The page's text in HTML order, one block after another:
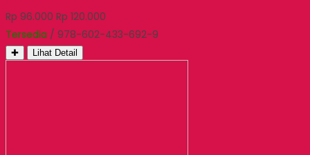
Rp 96.000 Rp 120.000
Tersedia / 978-602-433-692-9
✚ Lihat Detail